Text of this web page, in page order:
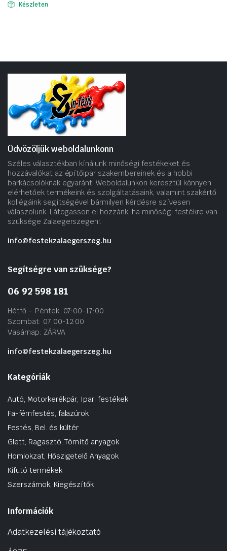
Készleten
Üdvözöljük weboldalunkonn
Széles választékban kínálunk minőségi festékeket és
hozzávalókat az építőipar szakembereinek és a hobbi
barkácsolóknak egyaránt. Weboldalunkon keresztül könnyen
elérhetőek termékeink és szolgáltatásaink, valamint szakértő
kollégáink segítségével bármilyen kérdésre szívesen
válaszolunk. Látogasson el hozzánk, ha minőségi festékre van
szüksége Zalaegerszegen!.
info@festekzalaegerszeg.hu
Segítségre van szüksége?
06 92 598 181
Hétfő – Péntek: 07:00-17:00
Szombat: 07:00-12:00
Vasárnap: ZÁRVA
info@festekzalaegerszeg.hu
Kategóriák
Autó, Motorkerékpár, Ipari festékek
Fa-fémfestés, falazúrok
Festés, Bel. és kültér
Glett, Ragasztó, Tömítő anyagok
Homlokzat, Hőszigetelő Anyagok
Kifutó termékek
Szerszámok, Kiegészítők
Információk
Adatkezelési tájékoztató